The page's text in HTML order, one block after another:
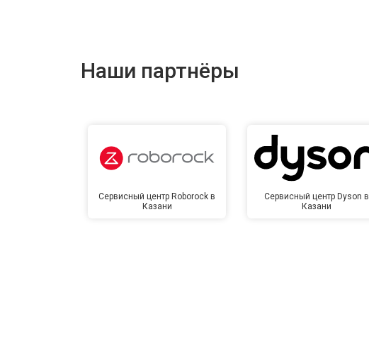
Замена сетевого трансформатора
Наши партнёры
Сервисный центр Roborock в
Казани
Сервисный центр Dyson в
Казани